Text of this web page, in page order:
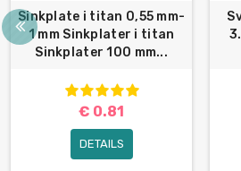
Sinkplate i titan 0,55 mm-
1 mm Sinkplater i titan
Sinkplater 100 mm...
€ 0.81
DETAILS